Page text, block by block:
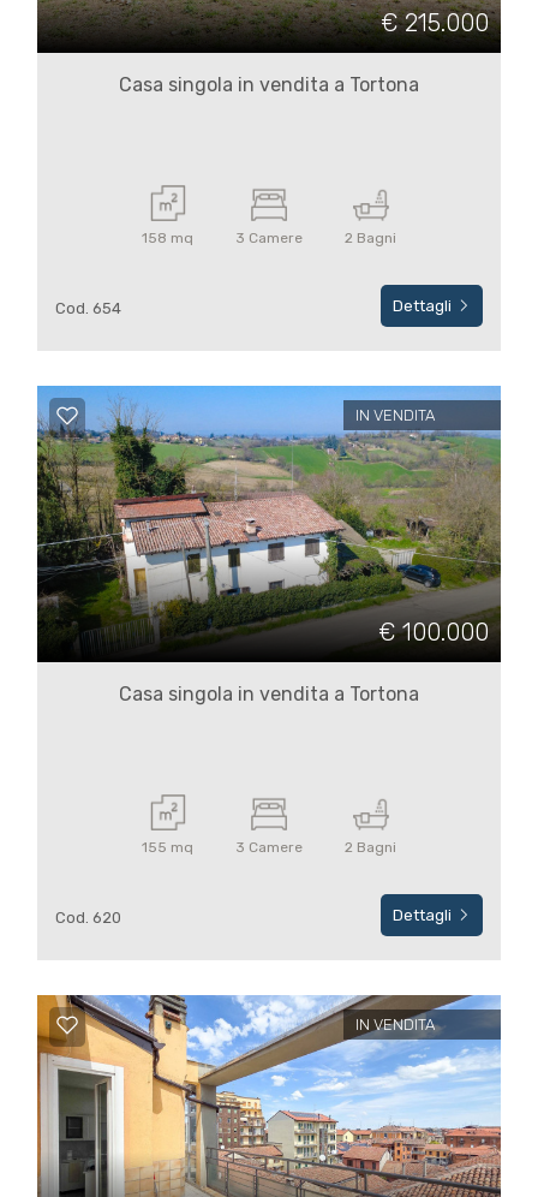
€ 215.000
Casa singola in vendita a Tortona
158 mq 3 Camere 2 Bagni
Cod. 654 Dettagli
IN VENDITA
€ 100.000
Casa singola in vendita a Tortona
155 mq 3 Camere 2 Bagni
Cod. 620 Dettagli
IN VENDITA
VENDITA
CONTATTI
Alessandria
multiscelta
Qualsiasi
Residenziali
Commerciali
mq